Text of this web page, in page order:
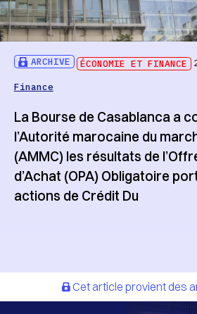
ARCHIVE ÉCONOMIE ET FINANCE
Finance
La Bourse de Casablanca a
l’Autorité marocaine du
(AMMC) les résultats de
d’Achat (OPA) Obligatoire
actions de Crédit Du
Cet article provient des